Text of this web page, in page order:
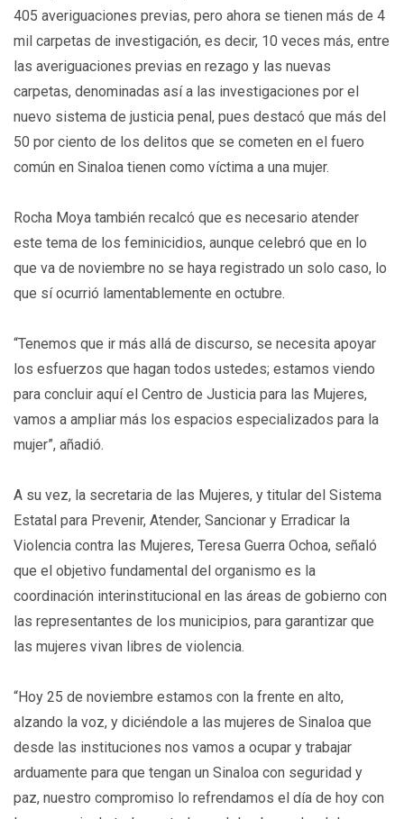
405 averiguaciones previas, pero ahora se tienen más de 4
mil carpetas de investigación, es decir, 10 veces más, entre
las averiguaciones previas en rezago y las nuevas
carpetas, denominadas así a las investigaciones por el
nuevo sistema de justicia penal, pues destacó que más del
50 por ciento de los delitos que se cometen en el fuero
común en Sinaloa tienen como víctima a una mujer.
Rocha Moya también recalcó que es necesario atender
este tema de los feminicidios, aunque celebró que en lo
que va de noviembre no se haya registrado un solo caso, lo
que sí ocurrió lamentablemente en octubre.
“Tenemos que ir más allá de discurso, se necesita apoyar
los esfuerzos que hagan todos ustedes; estamos viendo
para concluir aquí el Centro de Justicia para las Mujeres,
vamos a ampliar más los espacios especializados para la
mujer”, añadió.
A su vez, la secretaria de las Mujeres, y titular del Sistema
Estatal para Prevenir, Atender, Sancionar y Erradicar la
Violencia contra las Mujeres, Teresa Guerra Ochoa, señaló
que el objetivo fundamental del organismo es la
coordinación interinstitucional en las áreas de gobierno con
las representantes de los municipios, para garantizar que
las mujeres vivan libres de violencia.
“Hoy 25 de noviembre estamos con la frente en alto,
alzando la voz, y diciéndole a las mujeres de Sinaloa que
desde las instituciones nos vamos a ocupar y trabajar
arduamente para que tengan un Sinaloa con seguridad y
paz, nuestro compromiso lo refrendamos el día de hoy con